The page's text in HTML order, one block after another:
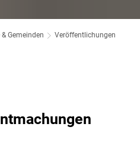
Gemeinden
Veröffentlichungen